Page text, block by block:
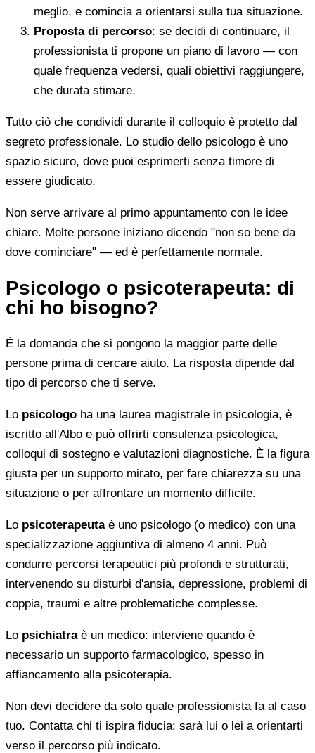
meglio, e comincia a orientarsi sulla tua situazione.
Proposta di percorso: se decidi di continuare, il
professionista ti propone un piano di lavoro — con
quale frequenza vedersi, quali obiettivi raggiungere,
che durata stimare.
Tutto ciò che condividi durante il colloquio è protetto dal
segreto professionale. Lo studio dello psicologo è uno
spazio sicuro, dove puoi esprimerti senza timore di
essere giudicato.
Non serve arrivare al primo appuntamento con le idee
chiare. Molte persone iniziano dicendo "non so bene da
dove cominciare" — ed è perfettamente normale.
Psicologo o psicoterapeuta: di
chi ho bisogno?
È la domanda che si pongono la maggior parte delle
persone prima di cercare aiuto. La risposta dipende dal
tipo di percorso che ti serve.
Lo psicologo ha una laurea magistrale in psicologia, è
iscritto all'Albo e può offrirti consulenza psicologica,
colloqui di sostegno e valutazioni diagnostiche. È la figura
giusta per un supporto mirato, per fare chiarezza su una
situazione o per affrontare un momento difficile.
Lo psicoterapeutaè uno psicologo (o medico) con una
specializzazione aggiuntiva di almeno 4 anni. Può
condurre percorsi terapeutici più profondi e strutturati,
intervenendo su disturbi d'ansia, depressione, problemi di
coppia, traumi e altre problematiche complesse.
Lo psichiatraè un medico: interviene quando è
necessario un supporto farmacologico, spesso in
affiancamento alla psicoterapia.
Non devi decidere da solo quale professionista fa al caso
tuo. Contatta chi ti ispira fiducia: sarà lui o lei a orientarti
verso il percorso più indicato.